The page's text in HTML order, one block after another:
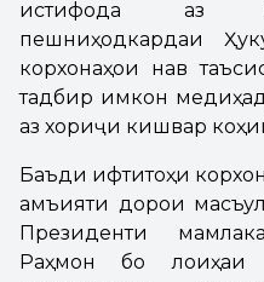
истифода аз
пешниҳодкардаи
корхонаҳои нав
тадбир имкон
аз хориҷи кишвар
Баъди ифтитоҳи
Ҷамъияти дорои
Президенти
Раҳмон бо лоиҳаи